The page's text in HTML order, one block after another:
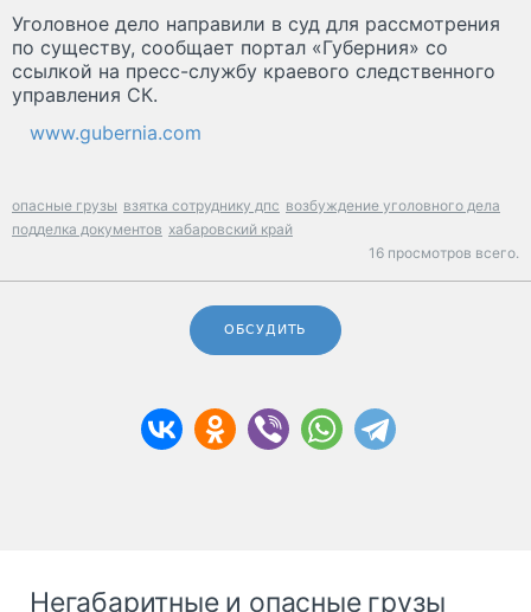
Уголовное дело направили в суд для рассмотрения
по существу, сообщает портал «Губерния» со
ссылкой на пресс-службу краевого следственного
управления СК.
www.gubernia.com
опасные грузы взятка сотруднику дпс возбуждение уголовного дела
подделка документов хабаровский край
16 просмотров всего.
ОБСУДИТЬ
Негабаритные и опасные грузы